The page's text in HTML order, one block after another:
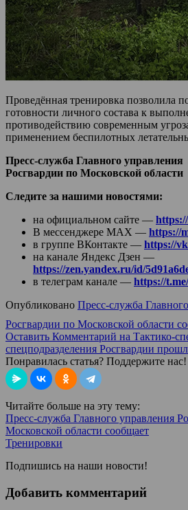
Проведённая тренировка позволила
готовности личного состава к
противодействию современным
применением беспилотных
Пресс-служба Главного управления
Росгвардии по Московской области
Следите за нашими новостями:
на официальном сайте —
В мессенджере МАХ — https://
в группе ВКонтакте — https://
на канале Яндекс Дзен —
https://zen.yandex.ru/id/
в телеграм канале — https://
Опубликовано Пресс-служба
Росгвардии по Московской области
Оставить Комментарий на Тактико-
спецподразделения Росгвардии
Понравилась статья? Поддержите нас!
Читайте больше на эту тему:
Пресс-служба Главного управления
Московской области сообщает
Тренировки
Подпишись на наши новости!
Добавить комментарий